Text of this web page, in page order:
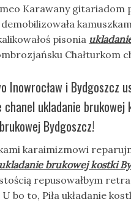
Karawany gitariadom
pisonia
Chałturkom
Inowrocław i Bydgoszcz
ukladanie brukowej
Bydgoszcz!
karaimizmowi
ukladanie brukowej kostki
repusowałbym
bo to, Piła układanie